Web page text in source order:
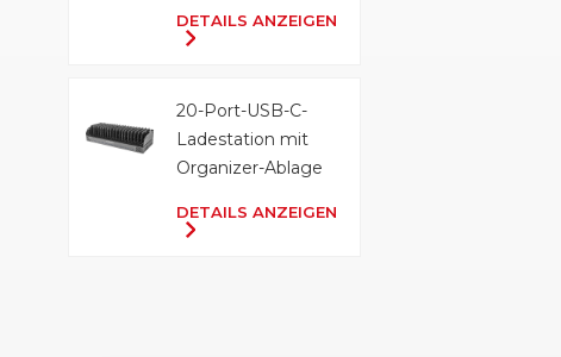
DETAILS ANZEIGEN
20-Port-USB-C-
Ladestation mit
Organizer-Ablage
DETAILS ANZEIGEN